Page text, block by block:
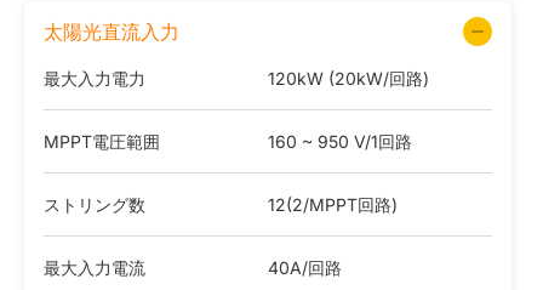
太陽光直流入力
最大入力電力 120kW (20kW/回路)
MPPT電圧範囲 160 ~ 950 V/1回路
ストリング数 12(2/MPPT回路)
最大入力電流 40A/回路